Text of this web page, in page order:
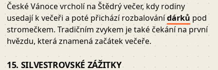
České Vánoce vrcholí na Štědrý večer, kdy rodiny
usedají k večeři a poté přichází rozbalovánídárků pod
stromečkem. Tradičním zvykem je také čekání na první
hvězdu, která znamená začátek večeře.
15. SILVESTROVSKÉ ZÁŽITKY